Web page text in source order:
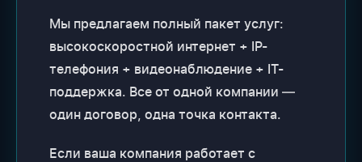
Мы предлагаем полный пакет услуг:
высокоскоростной интернет + IP-
телефония + видеонаблюдение + IT-
поддержка. Все от одной компании —
один договор, одна точка контакта.
Если ваша компания работает с